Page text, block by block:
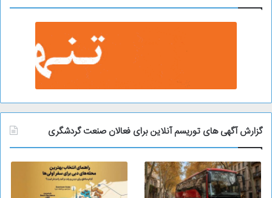
گزارش آگهی های توریسم آنلاین برای فعالان صنعت گردشگری